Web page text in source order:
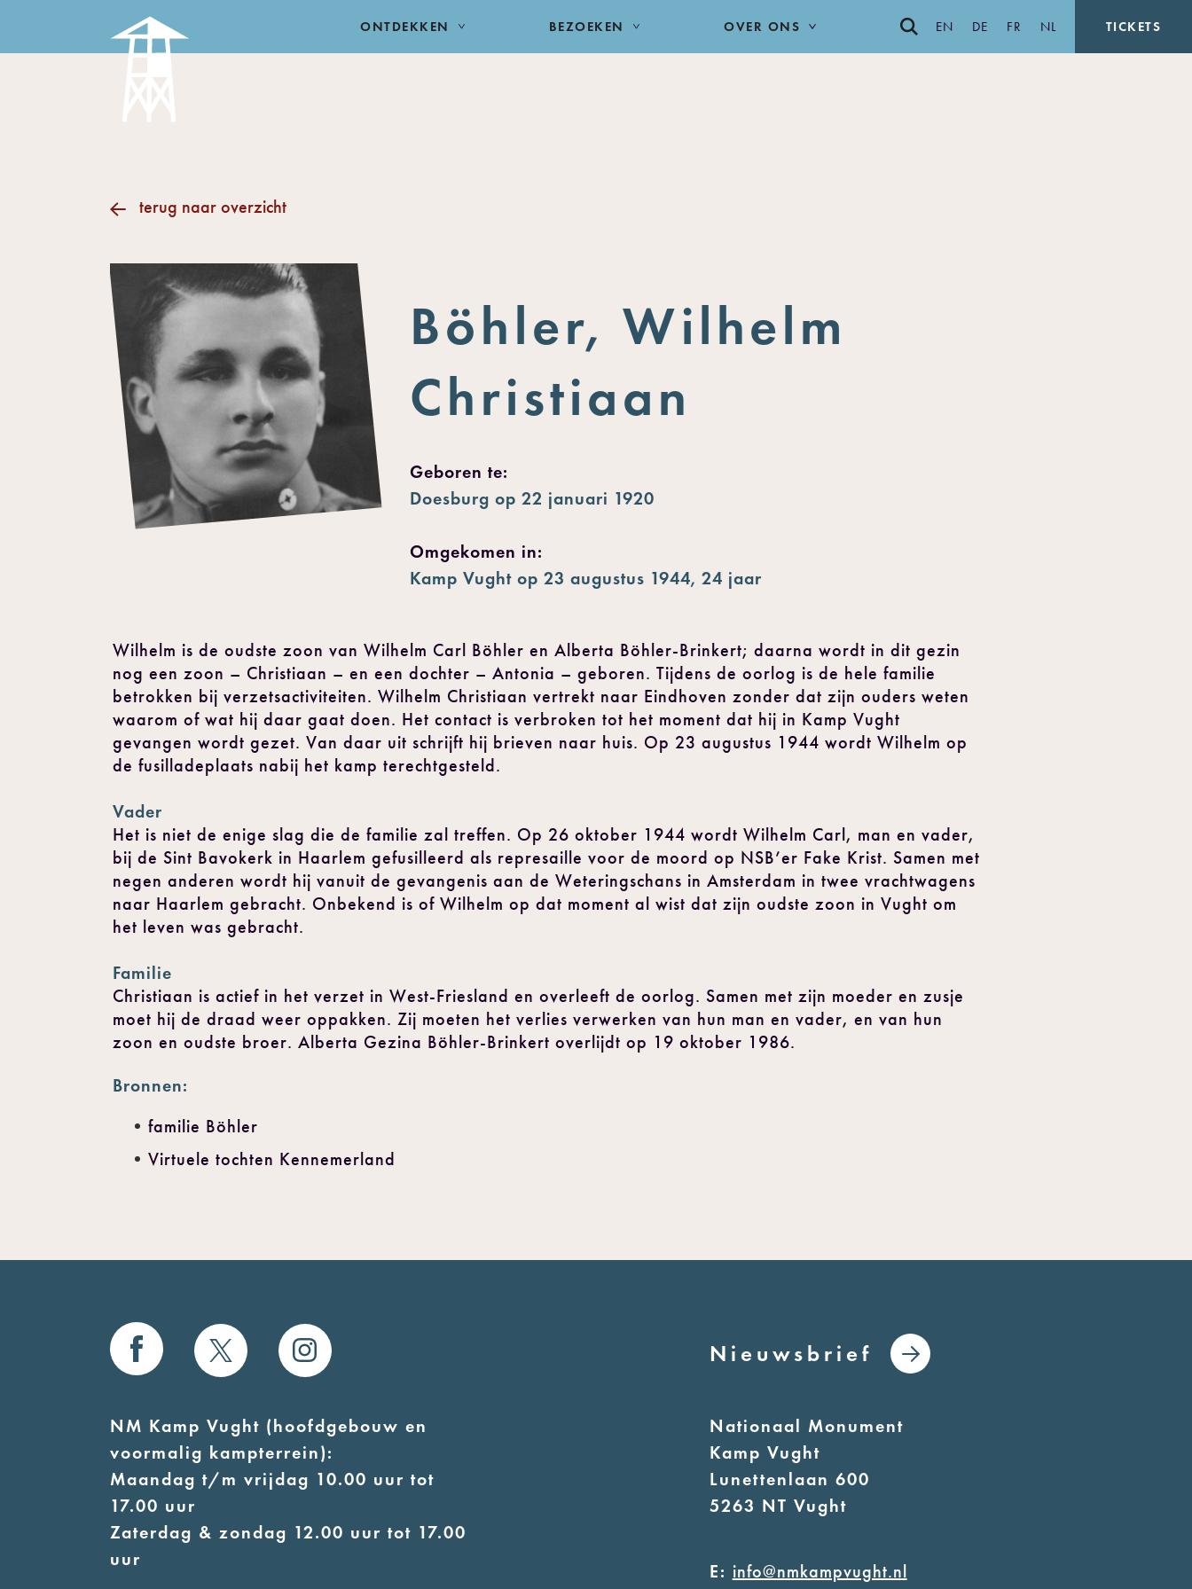
ONTDEKKEN BEZOEKEN OVER ONS EN DE FR NL TICKETS
terug naar overzicht
Böhler, Wilhelm
Christiaan
Geboren te:
Doesburg op 22 januari 1920
Omgekomen in:
Kamp Vught op 23 augustus 1944, 24 jaar
Wilhelm is de oudste zoon van Wilhelm Carl Böhler en Alberta Böhler-Brinkert; daarna wordt in dit gezin
nog een zoon – Christiaan – en een dochter – Antonia – geboren. Tijdens de oorlog is de hele familie
betrokken bij verzetsactiviteiten. Wilhelm Christiaan vertrekt naar Eindhoven zonder dat zijn ouders weten
waarom of wat hij daar gaat doen. Het contact is verbroken tot het moment dat hij in Kamp Vught
gevangen wordt gezet. Van daar uit schrijft hij brieven naar huis. Op 23 augustus 1944 wordt Wilhelm op
de fusilladeplaats nabij het kamp terechtgesteld.
Vader
Het is niet de enige slag die de familie zal treffen. Op 26 oktober 1944 wordt Wilhelm Carl, man en vader,
bij de Sint Bavokerk in Haarlem gefusilleerd als represaille voor de moord op NSB’er Fake Krist. Samen met
negen anderen wordt hij vanuit de gevangenis aan de Weteringschans in Amsterdam in twee vrachtwagens
naar Haarlem gebracht. Onbekend is of Wilhelm op dat moment al wist dat zijn oudste zoon in Vught om
het leven was gebracht.
Familie
Christiaan is actief in het verzet in West-Friesland en overleeft de oorlog. Samen met zijn moeder en zusje
moet hij de draad weer oppakken. Zij moeten het verlies verwerken van hun man en vader, en van hun
zoon en oudste broer. Alberta Gezina Böhler-Brinkert overlijdt op 19 oktober 1986.
Bronnen:
familie Böhler
Virtuele tochten Kennemerland
Nieuwsbrief
NM Kamp Vught (hoofdgebouw en
voormalig kampterrein):
Maandag t/m vrijdag 10.00 uur tot
17.00 uur
Zaterdag & zondag 12.00 uur tot 17.00
uur
Nationaal Monument
Kamp Vught
Lunettenlaan 600
5263 NT Vught
E: info@nmkampvught.nl